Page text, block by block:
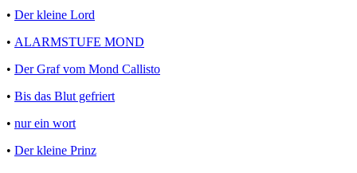
• Der kleine Lord
• ALARMSTUFE MOND
• Der Graf vom Mond Callisto
• Bis das Blut gefriert
• nur ein wort
• Der kleine Prinz